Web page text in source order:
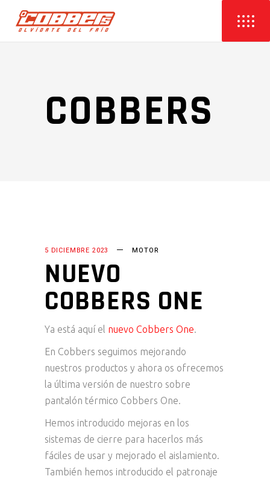
COBBERS
5 DICIEMBRE 2023 MOTOR
NUEVO
COBBERS ONE
Ya está aquí el nuevo Cobbers One.
En Cobbers seguimos mejorando
nuestros productos y ahora os ofrecemos
la última versión de nuestro sobre
pantalón térmico Cobbers One.
Hemos introducido mejoras en los
sistemas de cierre para hacerlos más
fáciles de usar y mejorado el aislamiento.
También hemos introducido el patronaje